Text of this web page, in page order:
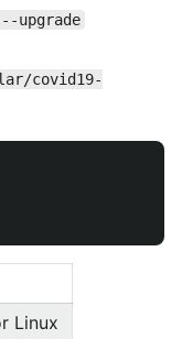
upgrade
covid19-
Linux